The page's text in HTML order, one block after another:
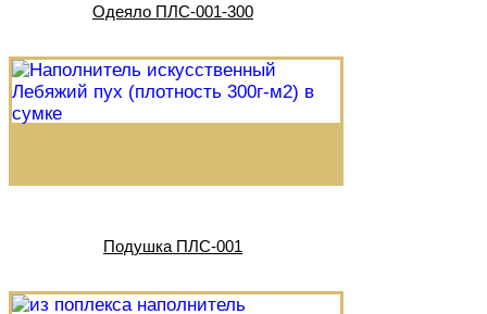
Одеяло ПЛС-001-300
Подушка ПЛС-001